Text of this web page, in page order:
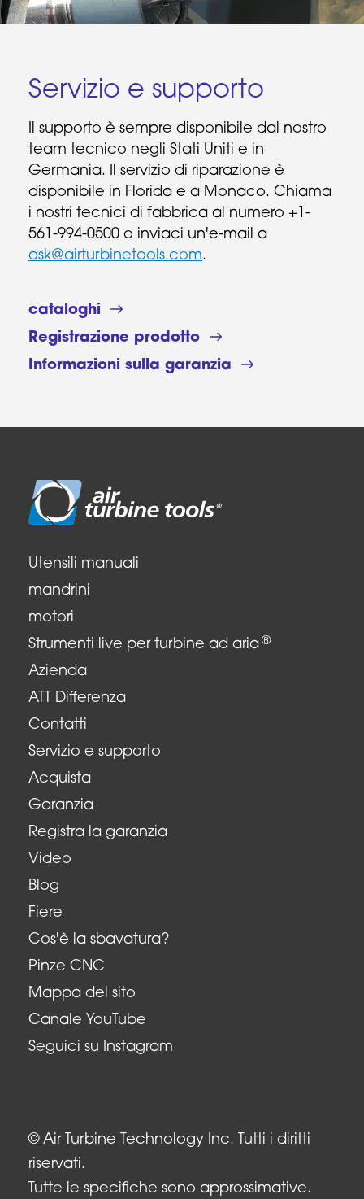
Servizio e supporto
Il supporto è sempre disponibile dal nostro
team tecnico negli Stati Uniti e in
Germania. Il servizio di riparazione è
disponibile in Florida e a Monaco. Chiama
i nostri tecnici di fabbrica al numero +1-
561-994-0500 o inviaci un'e-mail a
ask@airturbinetools.com.
cataloghi
Registrazione prodotto
Informazioni sulla garanzia
Utensili manuali
mandrini
motori
Strumenti live per turbine ad aria ®
Azienda
ATT Differenza
Contatti
Servizio e supporto
Acquista
Garanzia
Registra la garanzia
Video
Blog
Fiere
Cos'è la sbavatura?
Pinze CNC
Mappa del sito
Canale YouTube
Seguici su Instagram
© Air Turbine Technology Inc. Tutti i diritti
riservati.
Tutte le specifiche sono approssimative.